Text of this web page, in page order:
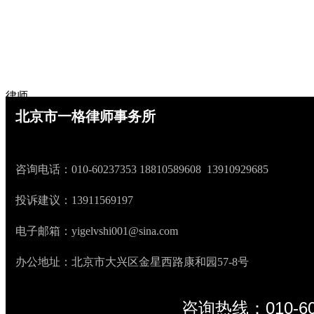
律师
넲
北京市一格律师事务所
咨询电话：010-60237353 18810589608 13910929685
投诉建议：13911569197
电子邮箱：yigelvshi001@sina.com
办公地址：北京市大兴区金星西路康和园57-8号
咨询热线：010-